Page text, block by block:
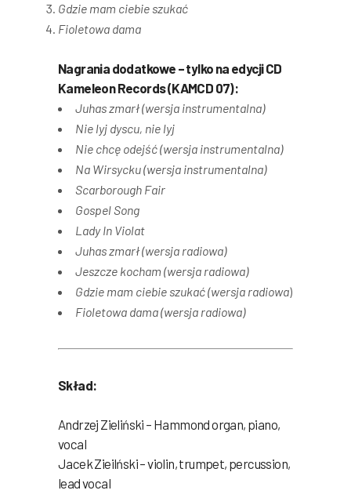
Gdzie mam ciebie szukać
Fioletowa dama
Nagrania dodatkowe – tylko na edycji CD
Kameleon Records (KAMCD 07):
Juhas zmarł (wersja instrumentalna)
Nie lyj dyscu, nie lyj
Nie chcę odejść (wersja instrumentalna)
Na Wirsycku (wersja instrumentalna)
Scarborough Fair
Gospel Song
Lady In Violat
Juhas zmarł (wersja radiowa)
Jeszcze kocham (wersja radiowa)
Gdzie mam ciebie szukać (wersja radiowa)
Fioletowa dama (wersja radiowa)
Skład:
Andrzej Zieliński – Hammond organ, piano,
vocal
Jacek Zieilński – violin, trumpet, percussion,
lead vocal